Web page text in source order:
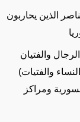
الذين يحاربون
والفتيان
والفتيات)
ومراكز